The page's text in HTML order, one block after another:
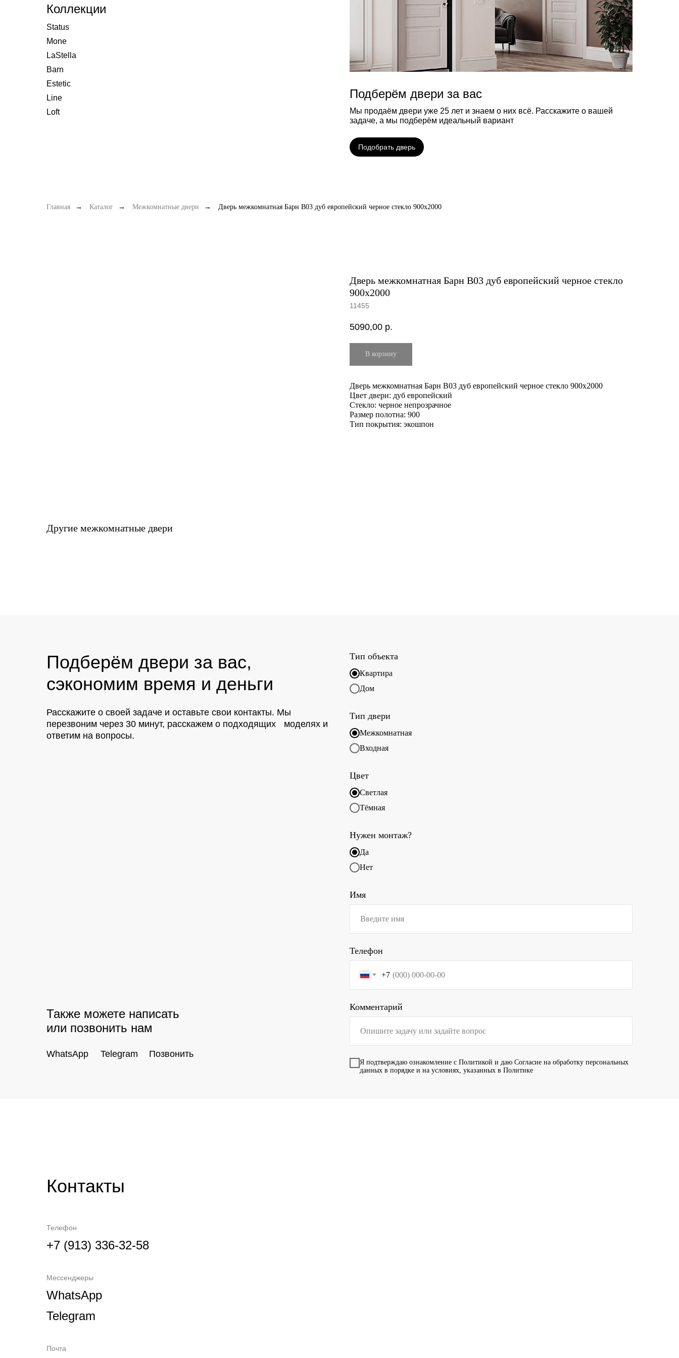
Коллекции
Status
Mone
LaStella
Barn
Estetic
Line
Loft
Подберём двери за вас
Мы продаём двери уже 25 лет и знаем о них всё. Расскажите о вашей
задаче, а мы подберём идеальный вариант
Подобрать дверь
Главная → Каталог → Межкомнатные двери → Дверь межкомнатная Барн B03 дуб европейский черное стекло 900х2000
Дверь межкомнатная Барн B03 дуб европейский черное стекло
900х2000
11455
5090,00 р.
В корзину
Дверь межкомнатная Барн B03 дуб европейский черное стекло 900х2000
Цвет двери: дуб европейский
Стекло: черное непрозрачное
Размер полотна: 900
Тип покрытия: экошпон
Другие межкомнатные двери
Тип объекта
Квартира
Дом
Тип двери
Межкомнатная
Входная
Цвет
Светлая
Тёмная
Нужен монтаж?
Да
Нет
Имя
Телефон
+7
Комментарий
Я подтверждаю ознакомление с Политикой и даю Согласие на обработку персональных
данных в порядке и на условиях, указанных в Политике
Позвонить
Telegram
WhatsApp
Также можете написать
или позвонить нам
Расскажите о своей задаче и оставьте свои контакты. Мы
перезвоним через 30 минут, расскажем о подходящих моделях и
ответим на вопросы.
Подберём двери за вас,
сэкономим время и деньги
Контакты
Телефон
+7 (913) 336-32-58
Мессенджеры
WhatsApp
Telegram
Почта